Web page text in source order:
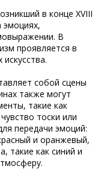
в конце XVIII
эмоциях,
В
проявляется в
собой сцены
также могут
такие как
тоски или
передачи эмоций:
и оранжевый,
такие как синий и